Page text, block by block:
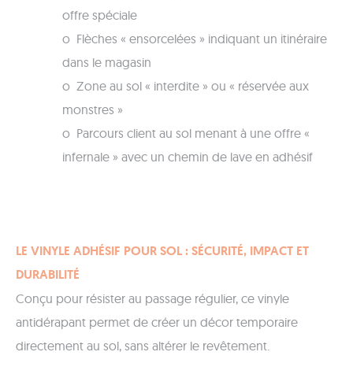
offre spéciale
o Flèches « ensorcelées » indiquant un itinéraire
dans le magasin
o Zone au sol « interdite » ou « réservée aux
monstres »
o Parcours client au sol menant à une offre «
infernale » avec un chemin de lave en adhésif
LE VINYLE ADHÉSIF POUR SOL : SÉCURITÉ, IMPACT ET
DURABILITÉ
Conçu pour résister au passage régulier, ce vinyle
antidérapant permet de créer un décor temporaire
directement au sol, sans altérer le revêtement.